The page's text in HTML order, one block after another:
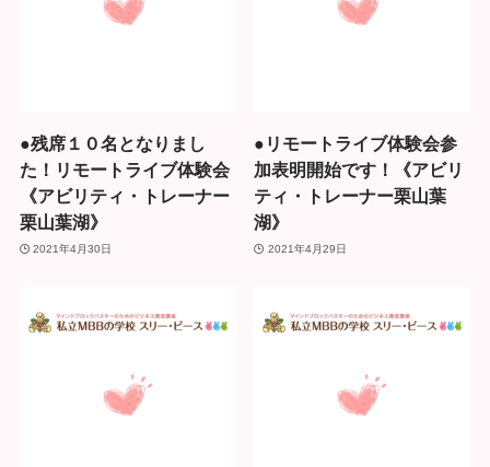
●残席１０名となりまし
た！リモートライブ体験会
《アビリティ・トレーナー
栗山葉湖》
2021年4月30日
●リモートライブ体験会参
加表明開始です！《アビリ
ティ・トレーナー栗山葉
湖》
2021年4月29日